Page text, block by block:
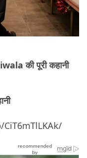
की पूरी कहानी